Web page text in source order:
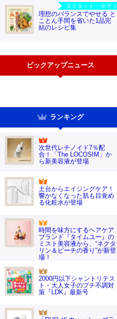
ダイエット・ボディ
理想のバランスでやせる と
ことん手間を省いた1品完
結のレシピ集
ピックアップニュース
ランキング
次世代レチノイド7％配
合！「The LOCOSIM」か
ら新美容液が登場
土台からエイジングケア！
響かなくなった肌も目覚め
る化粧水が登場
時間を味方にするヘアケア
ブランド『タイムユー』の
ミスト美容液から、“ネクタ
リン＆ピーチの香り”が新登
場！
2000円以下シャントリテス
ト・大人女子のプチ不調対
策『LDK』最新号